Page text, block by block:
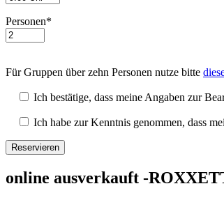
Personen*
Für Gruppen über zehn Personen nutze bitte
Ich bestätige, dass meine Angaben zur
Ich habe zur Kenntnis genommen, dass
online ausverkauft -